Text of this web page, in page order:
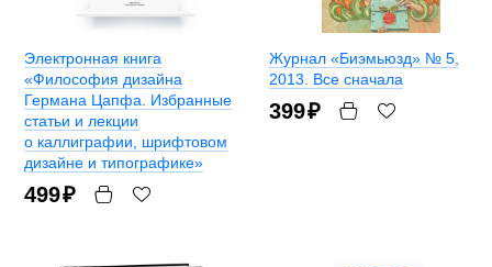
Электронная книга
«Философия дизайна
Германа Цапфа. Избранные
статьи и лекции
о каллиграфии, шрифтовом
дизайне и типографике»
499₽
Журнал «Биэмьюзд» № 5,
2013. Все сначала
399₽